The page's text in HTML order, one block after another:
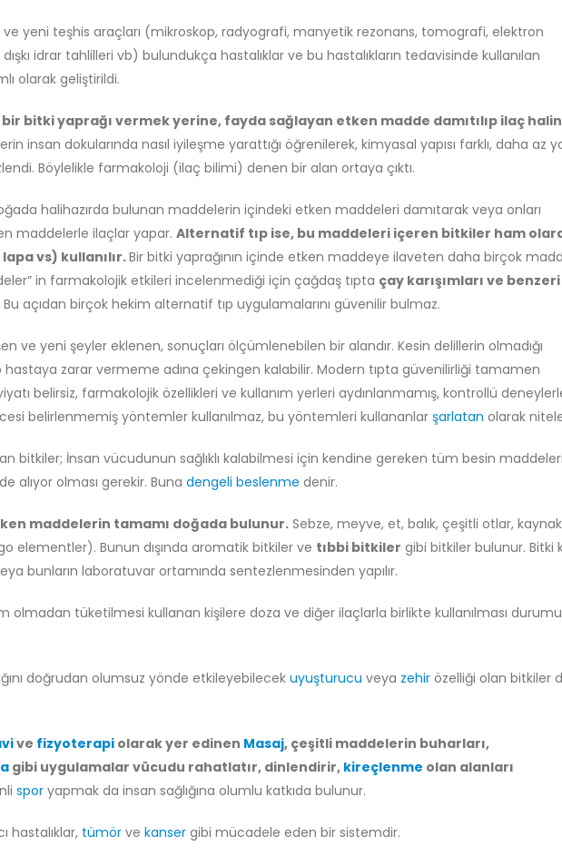
ve yeni teşhis araçları (mikroskop, radyografi, manyetik rezonans, tomografi, elektron
idrar tahlilleri vb) bulundukça hastalıklar ve bu hastalıkların tedavisinde kullanılan
olarak geliştirildi.
bitki yaprağı vermek yerine, fayda sağlayan etken madde damıtılıp ilaç
insan dokularında nasıl iyileşme yarattığı öğrenilerek, kimyasal yapısı farklı, daha az
Böylelikle farmakoloji (ilaç bilimi) denen bir alan ortaya çıktı.
halihazırda bulunan maddelerin içindeki etken maddeleri damıtarak veya onları
maddelerle ilaçlar yapar. Alternatif tıp ise, bu maddeleri içeren bitkiler ham
vs) kullanılır.Bir bitki yaprağının içinde etken maddeye ilaveten daha birçok
in farmakolojik etkileri incelenmediği için çağdaş tıpta çay karışımları ve
Bu açıdan birçok hekim alternatif tıp uygulamalarını güvenilir bulmaz.
ve yeni şeyler eklenen, sonuçları ölçümlenebilen bir alandır. Kesin delillerin olmadığı
hastaya zarar vermeme adına çekingen kalabilir. Modern tıpta güvenilirliği tamamen
belirsiz, farmakolojik özellikleri ve kullanım yerleri aydınlanmamış, kontrollü
belirlenmemiş yöntemler kullanılmaz, bu yöntemleri kullananlar şarlatan olarak
bitkiler; İnsan vücudunun sağlıklı kalabilmesi için kendine gereken tüm besin
alıyor olması gerekir. Buna dengeli beslenme denir.
maddelerin tamamı doğada bulunur. Sebze, meyve, et, balık, çeşitli otlar, kaynak
elementler). Bunun dışında aromatik bitkiler ve tıbbi bitkiler gibi bitkiler bulunur. Bitki
bunların laboratuvar ortamında sentezlenmesinden yapılır.
olmadan tüketilmesi kullanan kişilere doza ve diğer ilaçlarla birlikte kullanılması
doğrudan olumsuz yönde etkileyebilecek uyuşturucu veya zehir özelliği olan bitkiler
ve fizyoterapi olarak yer edinen Masaj, çeşitli maddelerin buharları,
gibi uygulamalar vücudu rahatlatır, dinlendirir, kireçlenme olan alanları
spor yapmak da insan sağlığına olumlu katkıda bulunur.
hastalıklar, tümör ve kanser gibi mücadele eden bir sistemdir.